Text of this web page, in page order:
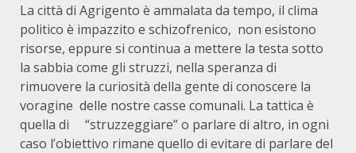
La città di Agrigento è ammalata da tempo, il clima
politico è impazzito e schizofrenico, non esistono
risorse, eppure si continua a mettere la testa sotto
la sabbia come gli struzzi, nella speranza di
rimuovere la curiosità della gente di conoscere la
voragine delle nostre casse comunali. La tattica è
quella di “struzzeggiare” o parlare di altro, in ogni
caso l’obiettivo rimane quello di evitare di parlare del